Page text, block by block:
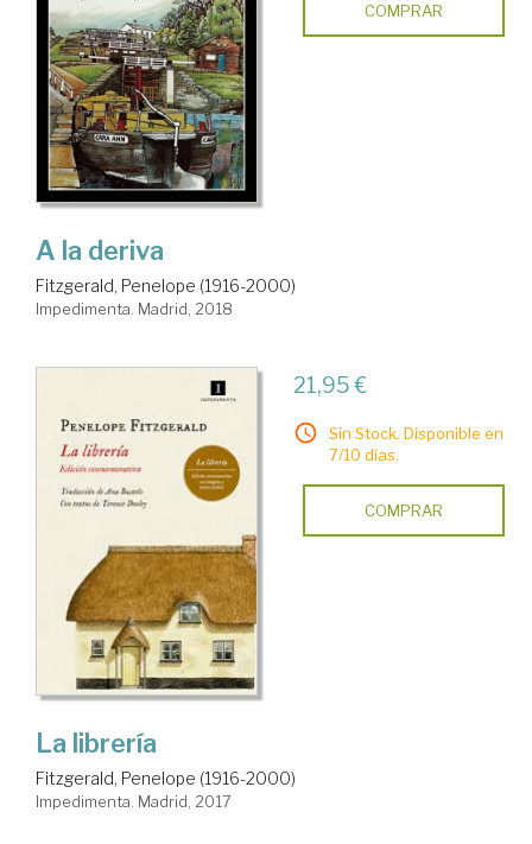
COMPRAR
A la deriva
Fitzgerald, Penelope (1916-2000)
Impedimenta. Madrid, 2018
21,95 €
Sin Stock. Disponible en
7/10 días.
COMPRAR
La librería
Fitzgerald, Penelope (1916-2000)
Impedimenta. Madrid, 2017